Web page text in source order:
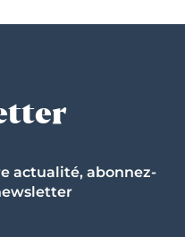
actualité, abonnez-